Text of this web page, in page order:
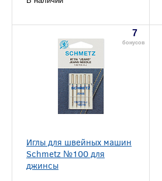
7
бонусов
Иглы для швейных машин
Schmetz №100 для
джинсы